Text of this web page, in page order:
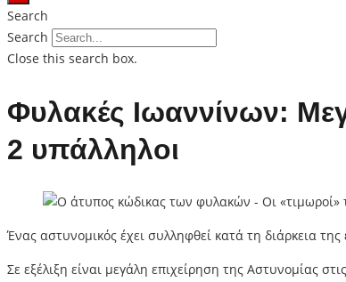
Search
Search
Close this search box.
Φυλακές Ιωαννίνων:
2 υπάλληλοι
Ένας αστυνομικός έχει συλληφθεί κατά τη διάρκεια
Σε εξέλιξη είναι μεγάλη επιχείρηση της Αστυνομίας